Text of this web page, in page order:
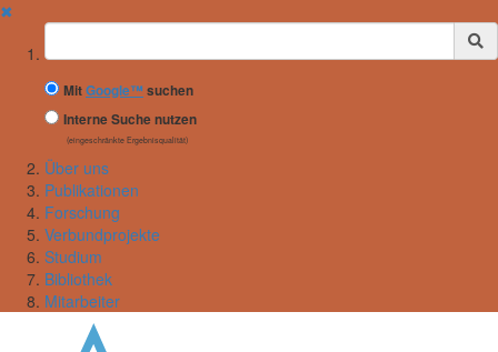
✖
Suchbegriff
MitGoogle™ suchen
Interne Suche nutzen
(eingeschränkte Ergebnisqualität)
Über uns
Publikationen
Forschung
Verbundprojekte
Studium
Bibliothek
Mitarbeiter